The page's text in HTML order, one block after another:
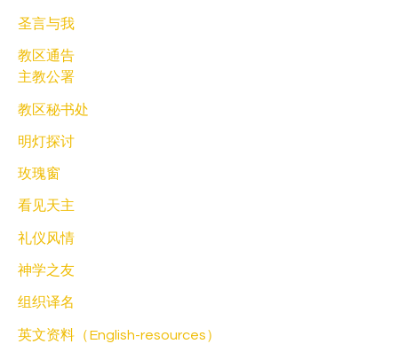
圣言与我
教区通告
主教公署
教区秘书处
明灯探讨
玫瑰窗
看见天主
礼仪风情
神学之友
组织译名
英文资料（English-resources）